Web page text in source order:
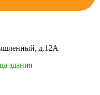
д.12А
здания